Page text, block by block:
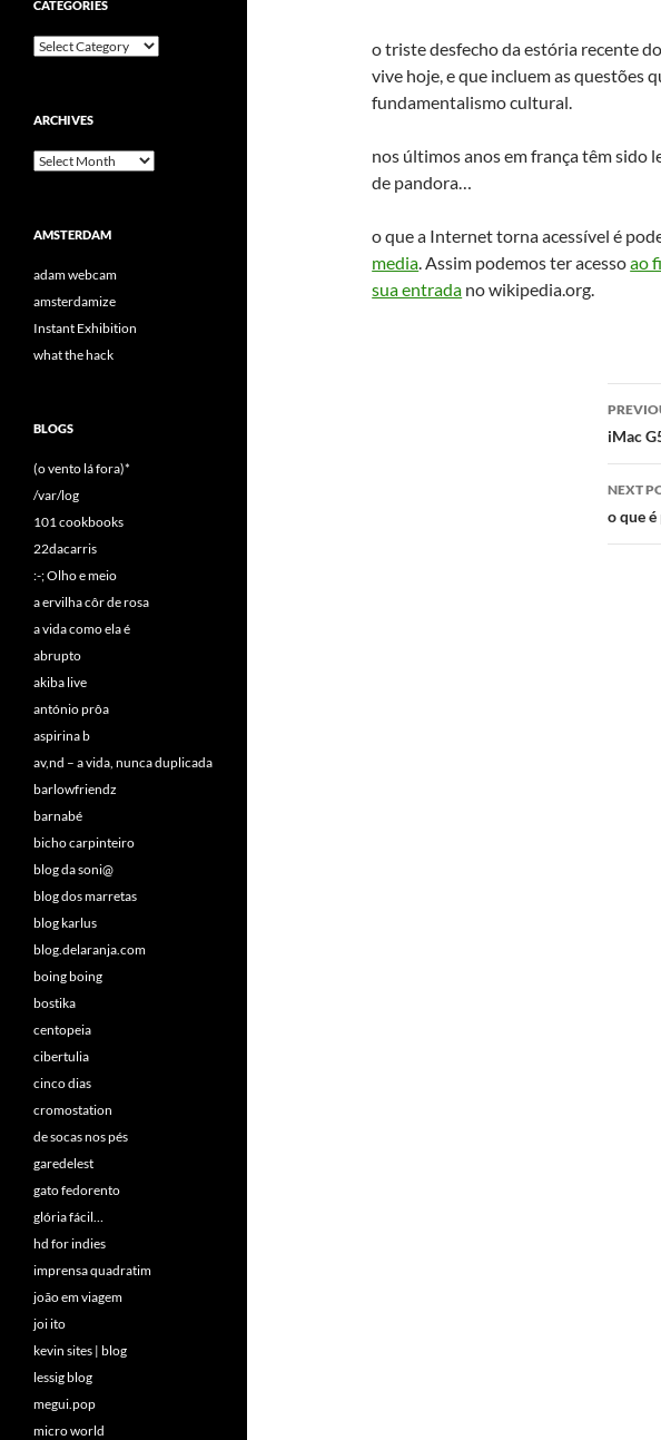
o triste desfecho da estória recente
vive hoje, e que incluem as questões
fundamentalismo cultural.
nos últimos anos em frança têm sido
de pandora…
o que a Internet torna acessível é
media. Assim podemos ter acessoao
sua entrada no wikipedia.org.
Post
iMac
NEXT
o que
CATEGORIES
Categories
ARCHIVES
Archives
AMSTERDAM
adam webcam
amsterdamize
Instant Exhibition
what the hack
BLOGS
(o vento lá fora)*
/var/log
101 cookbooks
22dacarris
:-; Olho e meio
a ervilha côr de rosa
a vida como ela é
abrupto
akiba live
antónio prôa
aspirina b
av,nd – a vida, nunca duplicada
barlowfriendz
barnabé
bicho carpinteiro
blog da soni@
blog dos marretas
blog karlus
blog.delaranja.com
boing boing
bostika
centopeia
cibertulia
cinco dias
cromostation
de socas nos pés
garedelest
gato fedorento
glória fácil…
hd for indies
imprensa quadratim
joão em viagem
joi ito
kevin sites | blog
lessig blog
megui.pop
micro world